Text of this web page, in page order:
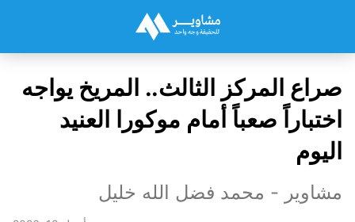
صراع المركز الثالث.. المريخ يواجه
اختباراً صعباً أمام موكورا العنيد
اليوم
مشاوير - محمد فضل الله خليل